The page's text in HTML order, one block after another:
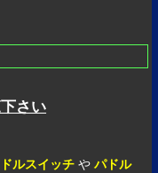
さい
ルスイッチ やパドル